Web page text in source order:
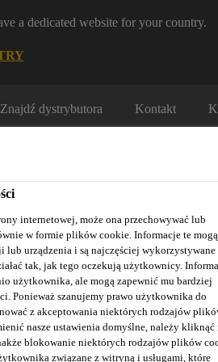
a dedicated website for your country.
Znajdź dystrybutora Kontakt
wiedzy / Dokumentacja Szkolenia
internetowej, może ona przechowywać lub
w formie plików cookie. Informacje te mogą
urządzenia i są najczęściej wykorzystywane
tak, jak tego oczekują użytkownicy.
użytkownika, ale mogą zapewnić mu bardziej
Ponieważ szanujemy prawo użytkownika do
z akceptowania niektórych rodzajów
nasze ustawienia domyślne, należy kliknąć
blokowanie niektórych rodzajów plików
związane z witryną i usługami, które